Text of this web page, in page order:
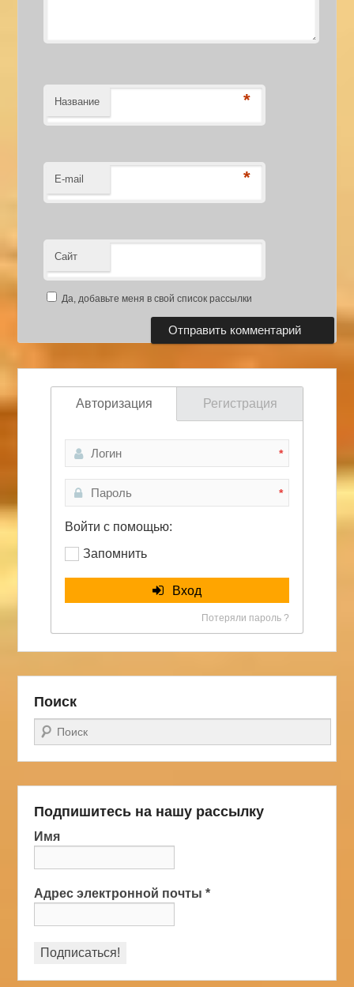
Название *
E-mail *
Сайт
Да, добавьте меня в свой список рассылки
Авторизация Регистрация
*
*
Войти с помощью:
Запомнить
Вход
Потеряли пароль ?
Поиск
Поиск
Подпишитесь на нашу рассылку
Имя
Адрес электронной почты*